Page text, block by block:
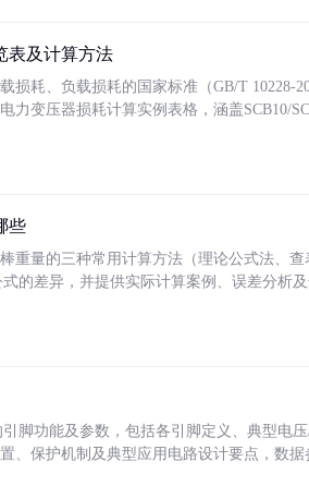
表及计算方法
损耗、负载损耗的国家标准（GB/T 10228-
力变压器损耗计算实例表格，涵盖SCB10/
些
重量的三种常用计算方法（理论公式法、
式的差异，并提供实际计算案例、误差分析
引脚功能及参数，包括各引脚定义、典型电
、保护机制及典型应用电路设计要点，数